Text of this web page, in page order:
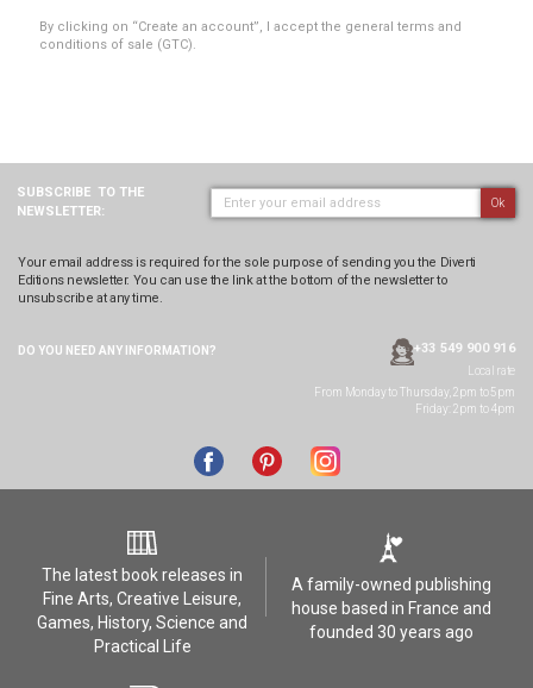
By clicking on “Create an account”, I accept the general terms and
conditions of sale (GTC).
SUBSCRIBE TO THE
NEWSLETTER:
Ok
Your email address is required for the sole purpose of sending you the Diverti
Editions newsletter. You can use the link at the bottom of the newsletter to
unsubscribe at any time.
DO YOU NEED ANY INFORMATION? +33 549 900 916
Local rate
From Monday to Thursday, 2pm to 5pm
Friday: 2pm to 4pm
The latest book releases in
Fine Arts, Creative Leisure,
Games, History, Science and
Practical Life
A family-owned publishing
house based in France and
founded 30 years ago